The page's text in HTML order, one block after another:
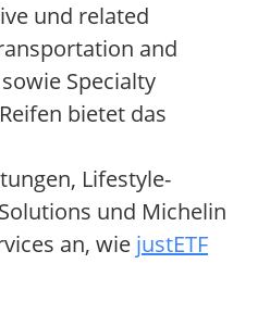
und related
and
Specialty
bietet das
Lifestyle-
und Michelin
an, wie justETF